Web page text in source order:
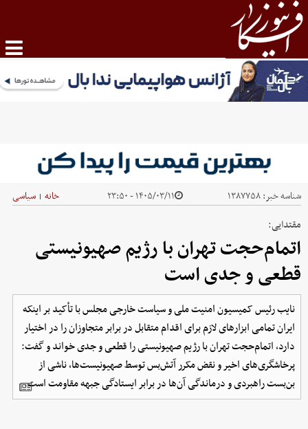
شناسه خبر:۱۳۸۷۷۵۸ ۱۴۰۵/۰۳/۱۱ - ۲۳:۵۰ خانه | سیاسی
مقتدایی:
اتمام‌حجت تهران با رژیم صهیونیستی
قطعی و جدی است
نایب رئیس کمیسیون امنیت ملی و سیاست خارجی مجلس با تأکید بر اینکه
ایران تمامی ابزارهای لازم برای اقدام متقابل در برابر متجاوزان را در اختیار
دارد، اتمام‌حجت تهران با رژیم صهیونیستی را قطعی و جدی خواند و گفت:
پرخاشگری‌های اخیر و نقض مکرر آتش‌بس توسط صهیونیست‌ها، ناشی از
بن‌بست راهبردی و درماندگی آن‌ها در برابر ایستادگی جبهه مقاومت است.